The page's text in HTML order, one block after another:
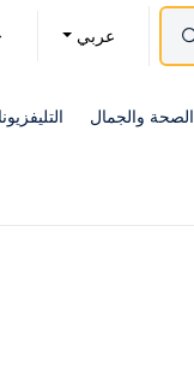
عربي
الصحة والجمال